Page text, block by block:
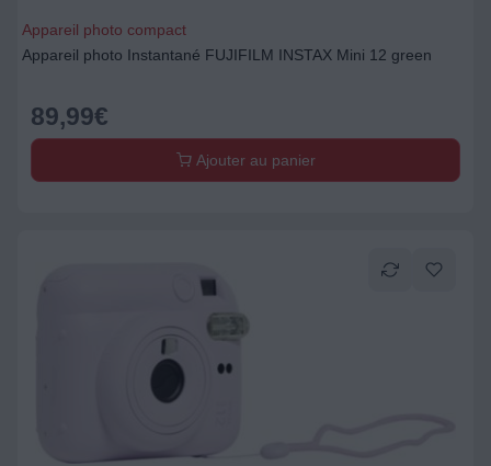
Appareil photo compact
Appareil photo Instantané FUJIFILM INSTAX Mini 12 green
89,99€
Ajouter au panier